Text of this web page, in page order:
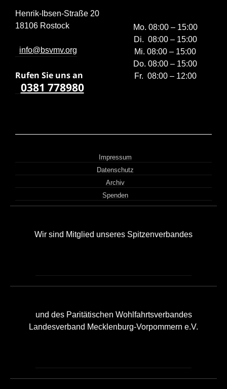
Henrik-Ibsen-Straße 20
18106 Rostock
info@bsvmv.org
Rufen Sie uns an
0381 778980
Mo. 08:00 – 15:00
Di. 08:00 – 15:00
Mi. 08:00 – 15:00
Do. 08:00 – 15:00
Fr. 08:00 – 12:00
Impressum
Datenschutz
Archiv
Spenden
Wir sind Mitglied unseres Spitzenverbandes
und des Paritätischen Wohlfahrtsverbandes
Landesverband Mecklenburg-Vorpommern e.V.